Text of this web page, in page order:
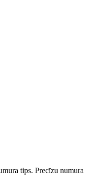
tips. Precīzu numura